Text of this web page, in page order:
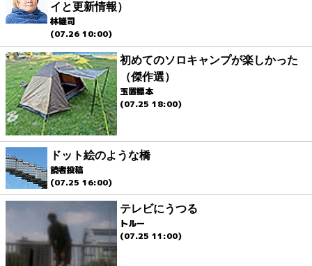
イと更新情報）
林雄司
(07.26 10:00)
初めてのソロキャンプが楽しかった
（傑作選）
玉置標本
(07.25 18:00)
ドット絵のような橋
読者投稿
(07.25 16:00)
テレビにうつる
トルー
(07.25 11:00)